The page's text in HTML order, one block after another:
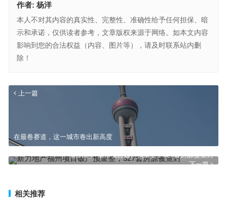
作者: 杨洋
本人不对其内容的真实性、完整性、准确性给予任何担保、暗
示和承诺，仅供读者参考，文章版权来源于网络。如本文内容
影响到您的合法权益（内容、图片等），请及时联系站内删
除！
上一篇
在最卷赛道，这一城市卷出新高度
下一篇
新力地产福州项目破产预重整，327套房源被查封
相关推荐